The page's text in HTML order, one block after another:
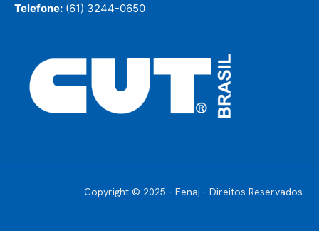
Telefone: (61) 3244-0650
Copyright © 2025 - Fenaj - Direitos Reservados.